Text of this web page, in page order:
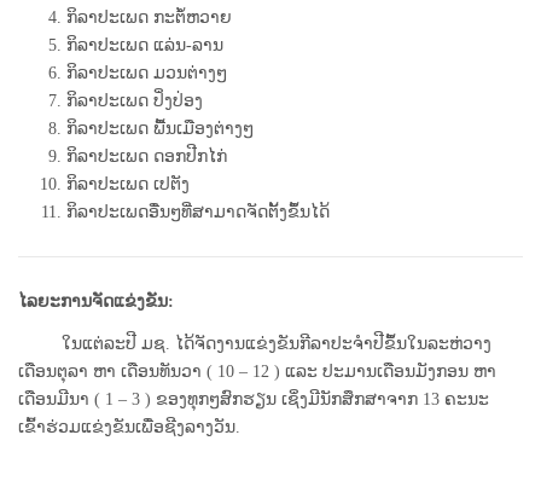
ກິລາປະເພດ ກະຕໍ້ຫວາຍ
ກິລາປະເພດ ແລ່ນ-ລານ
ກິລາປະເພດ ມວນຕ່າງໆ
ກິລາປະເພດ ປິ່ງປ່ອງ
ກິລາປະເພດ ພື້ນເມືອງຕ່າງໆ
ກິລາປະເພດ ດອກປີກໄກ່
ກິລາປະເພດ ເປຕັງ
ກິລາປະເພດອື່ນໆທີ່ສາມາດຈັດຕັ້ງຂຶ້ນໄດ້
ໄລຍະການຈັດແຂ່ງຂັນ:
ໃນແຕ່ລະປີ ມຊ. ໄດ້ຈັດງານແຂ່ງຂັນກີລາປະຈຳປີຂຶ້ນໃນລະຫ່ວາງ
ເດືອນຕຸລາ ຫາ ເດືອນທັນວາ ( 10 – 12 ) ແລະ ປະມານເດືອນມັງກອນ ຫາ
ເດືອນມີນາ ( 1 – 3 ) ຂອງທຸກໆສົກຮຽນ ເຊິ່ງມີນັກສຶກສາຈາກ 13 ຄະນະ
ເຂົ້າຮ່ວມແຂ່ງຂັນເພື່ອຊີງລາງວັນ.